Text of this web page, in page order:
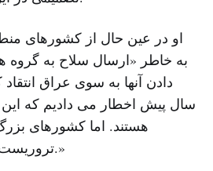
او در عین حال از کشورهای
به خاطر «ارسال سلاح به گروه
دادن آنها به سوی عراق
سال پیش اخطار می دادیم که
هستند. اما کشورهای
تروریست‌ها سلاح می‌فرستادند.»